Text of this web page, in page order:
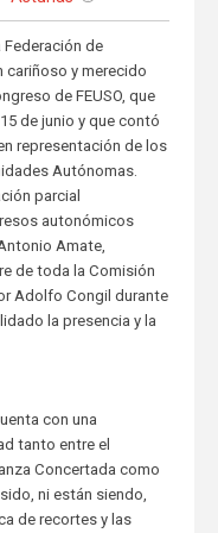
de
cariñoso y merecido
de FEUSO, que
de junio y que contó
representación de los
Autónomas.
parcial
autonómicos
Amate,
de toda la Comisión
Adolfo Congil durante
la presencia y la
con una
tanto entre el
Concertada como
ni están siendo,
de recortes y las